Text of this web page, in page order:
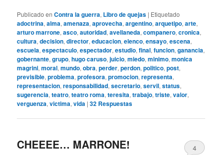
Publicado en Contra la guerra, Libro de quejas | Etiquetado
adoctrina,alma,amenaza,aprovecha,argentino,arquetipo,arte,
arturo marrone,asco,autoridad,avellaneda,companero,cronica,
cultura,decision,director,educacion,elenco,ensayo,escena,
escuela,espectaculo,espectador,estudio,final,funcion,ganancia,
gobernante,grupo,hugo caruso,juicio,miedo,minimo,monica
magrini,moral,mundo,obra,perder,perdon,politico,post,
previsible,problema,profesora,promocion,representa,
representacion,responsabilidad,secretario,servil,status,
sugerencia,teatro,teatro roma,teresita,trabajo,triste,valor,
verguenza,victima,vida |32 Respuestas
CHEEEE… MARRONE! 4